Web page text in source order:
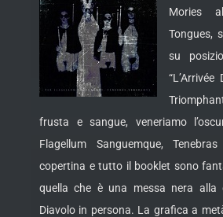
Mories
Tongues,
su
frusta e sangue, veneriamo
Flagellum Sanguemque,
copertina e tutto il booklet sono
quella che è una messa nera alla
Diavolo in persona. La grafica a